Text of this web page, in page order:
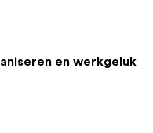
en werkgeluk